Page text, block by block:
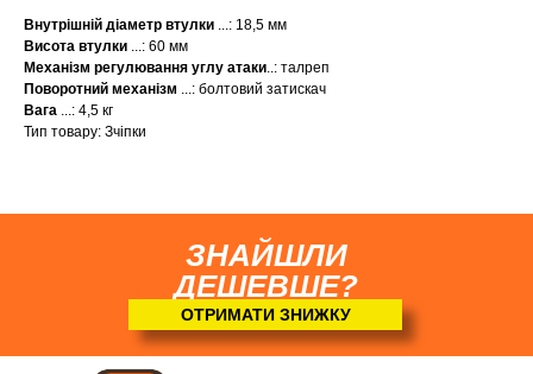
Внутрішній діаметр втулки ...: 18,5 мм
Висота втулки ...: 60 мм
Механізм регулювання углу атаки..: талреп
Поворотний механізм ...: болтовий затискач
Вага ...: 4,5 кг
Тип товару: Зчіпки
ЗНАЙШЛИ
ДЕШЕВШЕ?
ОТРИМАТИ ЗНИЖКУ